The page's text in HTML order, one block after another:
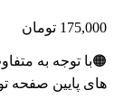
175,000 تومان
🟠با توجه به
های پایین صفحه